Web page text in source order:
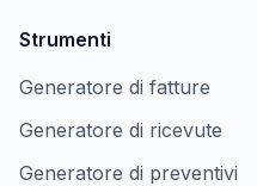
Strumenti
Generatore di fatture
Generatore di ricevute
Generatore di preventivi